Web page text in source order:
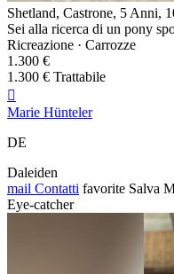
Shetland, Castrone, 5 Anni,
Sei alla ricerca di un pony
Ricreazione · Carrozze
1.300 €
1.300 € Trattabile

Marie Hünteler
DE
Daleiden
mail Contatti favorite Salva
Eye-catcher